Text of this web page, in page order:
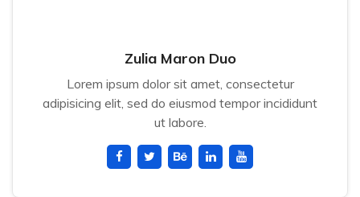
Zulia Maron Duo
Lorem ipsum dolor sit amet, consectetur
adipisicing elit, sed do eiusmod tempor incididunt
ut labore.